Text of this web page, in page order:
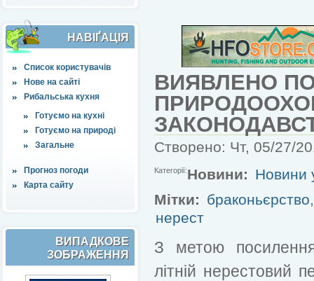
НАВІҐАЦІЯ
Список користувачів
Нове на сайті
Рибальська кухня
Готуємо на кухні
Готуємо на природі
Загальне
Прогноз погоди
Карта сайту
ВИПАДКОВЕ
ЗОБРАЖЕННЯ
ВИЯВЛЕНО
Створено: Чт, 05/27/
Категорії:Новини: Новини
Мітки: браконьєрство
нерест
З метою
літній нерестовий